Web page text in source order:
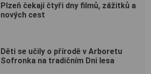
Plzeň čekají čtyři dny filmů, zážitků a
nových cest
Děti se učily o přírodě v Arboretu
Sofronka na tradičním Dni lesa